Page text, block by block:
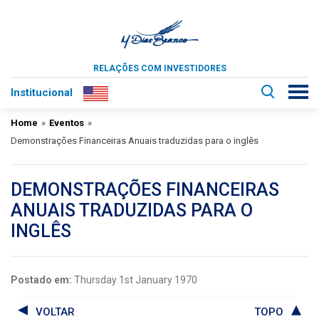
RELAÇÕES COM INVESTIDORES
Institucional
Home » Eventos »
Demonstrações Financeiras Anuais traduzidas para o inglês
DEMONSTRAÇÕES FINANCEIRAS
ANUAIS TRADUZIDAS PARA O
INGLÊS
Postado em: Thursday 1st January 1970
VOLTAR TOPO